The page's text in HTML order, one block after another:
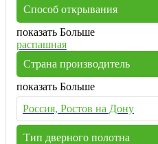
Способ открывания
показать Больше
распашная
Страна производитель
показать Больше
Россия, Ростов на Дону
Тип дверного полотна